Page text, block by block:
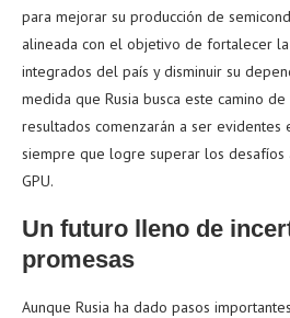
para mejorar su producción de
alineada con el objetivo de fortalecer
integrados del país y disminuir su
medida que Rusia busca este camino de
resultados comenzarán a ser evidentes
siempre que logre superar los desafíos
GPU.
Un futuro lleno de
promesas
Aunque Rusia ha dado pasos